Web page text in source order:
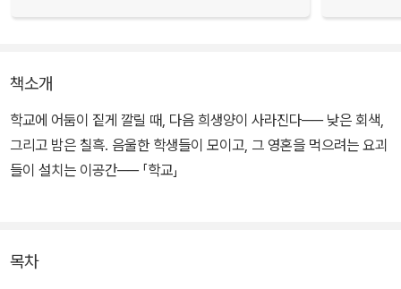
책소개
학교에 어둠이 짙게 깔릴 때, 다음 희생양이 사라진다── 낮은 회색,
그리고 밤은 칠흑. 음울한 학생들이 모이고, 그 영혼을 먹으려는 요괴
들이 설치는 이공간── 「학교」
목차